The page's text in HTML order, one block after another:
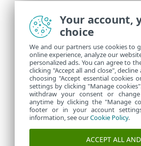
Your account,
choice
We and our partners use cookies to
online experience, analyze our
personalized ads. You can agree to
clicking "Accept all and close",
choosing "Accept essential cookies
settings by clicking "Manage
withdraw your consent or
anytime by clicking the "Manage
footer or in your account
information, see ourCookie Policy.
ACCEPT ALL